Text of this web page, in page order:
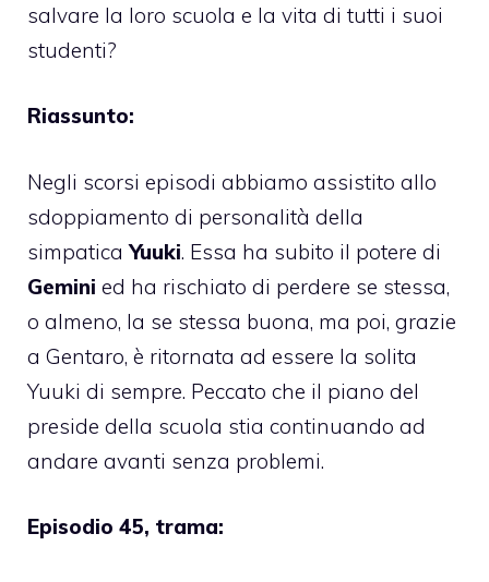
salvare la loro scuola e la vita di tutti i suoi
studenti?
Riassunto:
Negli scorsi episodi abbiamo assistito allo
sdoppiamento di personalità della
simpaticaYuuki. Essa ha subito il potere di
Gemini ed ha rischiato di perdere se stessa,
o almeno, la se stessa buona, ma poi, grazie
a Gentaro, è ritornata ad essere la solita
Yuuki di sempre. Peccato che il piano del
preside della scuola stia continuando ad
andare avanti senza problemi.
Episodio 45, trama: